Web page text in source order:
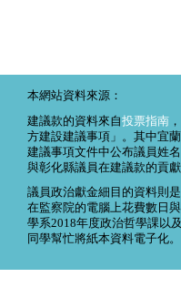
本網站資料來源：
建議款的資料來自投票指南
方建設建議事項」。其中宜
建議事項文件中公布議員姓
與彰化縣議員在建議款的貢獻
議員政治獻金細目的資料則
在監察院的電腦上花費數日
學系2018年度政治哲學課以
同學幫忙將紙本資料電子化。